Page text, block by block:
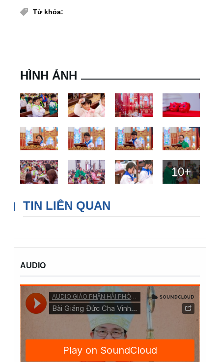
Từ khóa:
HÌNH ẢNH
10+
TIN LIÊN QUAN
AUDIO